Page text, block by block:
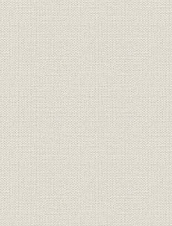
展
田へ
諸状況
勢